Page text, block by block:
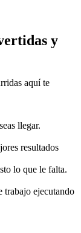
y
aquí te
llegar.
resultados
lo que le falta.
trabajo ejecutando